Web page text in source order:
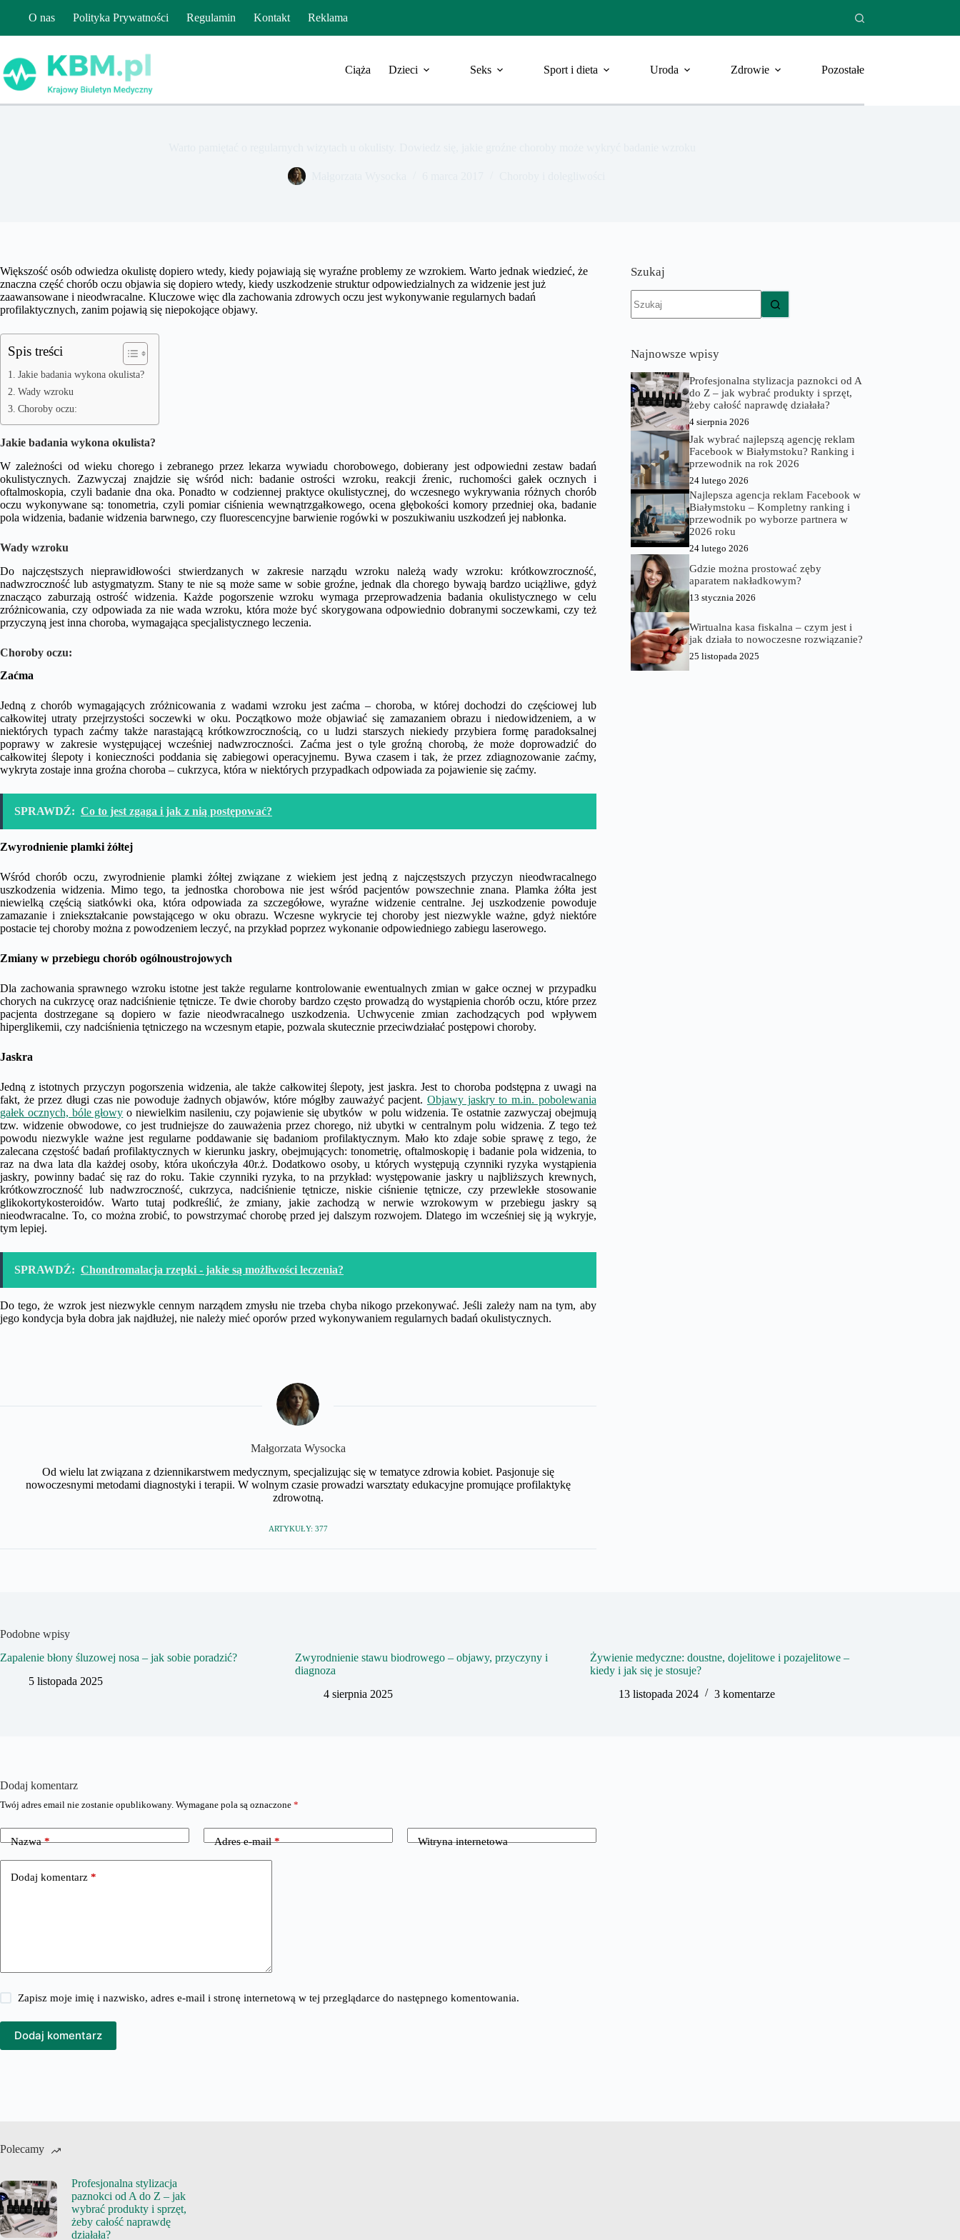
O nas Polityka Prywatności Regulamin Kontakt Reklama
Ciąża Dzieci Seks Sport i dieta Uroda Zdrowie Pozostałe
Większość osób odwiedza okulistę dopiero wtedy, kiedy pojawiają się wyraźne problemy ze wzrokiem. Warto jednak wiedzieć, że
znaczna część chorób oczu objawia się dopiero wtedy, kiedy uszkodzenie struktur odpowiedzialnych za widzenie jest już
zaawansowane i nieodwracalne. Kluczowe więc dla zachowania zdrowych oczu jest wykonywanie regularnych badań
profilaktycznych, zanim pojawią się niepokojące objawy.
Spis treści
Jakie badania wykona okulista?
Wady wzroku
Choroby oczu:
Jakie badania wykona okulista?
W zależności od wieku chorego i zebranego przez lekarza wywiadu chorobowego, dobierany jest odpowiedni zestaw badań
okulistycznych. Zazwyczaj znajdzie się wśród nich: badanie ostrości wzroku, reakcji źrenic, ruchomości gałek ocznych i
oftalmoskopia, czyli badanie dna oka. Ponadto w codziennej praktyce okulistycznej, do wczesnego wykrywania różnych chorób
oczu wykonywane są: tonometria, czyli pomiar ciśnienia wewnątrzgałkowego, ocena głębokości komory przedniej oka, badanie
pola widzenia, badanie widzenia barwnego, czy fluorescencyjne barwienie rogówki w poszukiwaniu uszkodzeń jej nabłonka.
Wady wzroku
Do najczęstszych nieprawidłowości stwierdzanych w zakresie narządu wzroku należą wady wzroku: krótkowzroczność,
nadwzroczność lub astygmatyzm. Stany te nie są może same w sobie groźne, jednak dla chorego bywają bardzo uciążliwe, gdyż
znacząco zaburzają ostrość widzenia. Każde pogorszenie wzroku wymaga przeprowadzenia badania okulistycznego w celu
zróżnicowania, czy odpowiada za nie wada wzroku, która może być skorygowana odpowiednio dobranymi soczewkami, czy też
przyczyną jest inna choroba, wymagająca specjalistycznego leczenia.
Choroby oczu:
Zaćma
Jedną z chorób wymagających zróżnicowania z wadami wzroku jest zaćma – choroba, w której dochodzi do częściowej lub
całkowitej utraty przejrzystości soczewki w oku. Początkowo może objawiać się zamazaniem obrazu i niedowidzeniem, a w
niektórych typach zaćmy także narastającą krótkowzrocznością, co u ludzi starszych niekiedy przybiera formę paradoksalnej
poprawy w zakresie występującej wcześniej nadwzroczności. Zaćma jest o tyle groźną chorobą, że może doprowadzić do
całkowitej ślepoty i konieczności poddania się zabiegowi operacyjnemu. Bywa czasem i tak, że przez zdiagnozowanie zaćmy,
wykryta zostaje inna groźna choroba – cukrzyca, która w niektórych przypadkach odpowiada za pojawienie się zaćmy.
SPRAWDŹ: Co to jest zgaga i jak z nią postępować?
Zwyrodnienie plamki żółtej
Wśród chorób oczu, zwyrodnienie plamki żółtej związane z wiekiem jest jedną z najczęstszych przyczyn nieodwracalnego
uszkodzenia widzenia. Mimo tego, ta jednostka chorobowa nie jest wśród pacjentów powszechnie znana. Plamka żółta jest
niewielką częścią siatkówki oka, która odpowiada za szczegółowe, wyraźne widzenie centralne. Jej uszkodzenie powoduje
zamazanie i zniekształcanie powstającego w oku obrazu. Wczesne wykrycie tej choroby jest niezwykle ważne, gdyż niektóre
postacie tej choroby można z powodzeniem leczyć, na przykład poprzez wykonanie odpowiedniego zabiegu laserowego.
Zmiany w przebiegu chorób ogólnoustrojowych
Dla zachowania sprawnego wzroku istotne jest także regularne kontrolowanie ewentualnych zmian w gałce ocznej w przypadku
chorych na cukrzycę oraz nadciśnienie tętnicze. Te dwie choroby bardzo często prowadzą do wystąpienia chorób oczu, które przez
pacjenta dostrzegane są dopiero w fazie nieodwracalnego uszkodzenia. Uchwycenie zmian zachodzących pod wpływem
hiperglikemii, czy nadciśnienia tętniczego na wczesnym etapie, pozwala skutecznie przeciwdziałać postępowi choroby.
Jaskra
Jedną z istotnych przyczyn pogorszenia widzenia, ale także całkowitej ślepoty, jest jaskra. Jest to choroba podstępna z uwagi na
fakt, że przez długi czas nie powoduje żadnych objawów, które mógłby zauważyć pacjent. Objawy jaskry to m.in. pobolewania
gałek ocznych, bóle głowy o niewielkim nasileniu, czy pojawienie się ubytków w polu widzenia. Te ostatnie zazwyczaj obejmują
tzw. widzenie obwodowe, co jest trudniejsze do zauważenia przez chorego, niż ubytki w centralnym polu widzenia. Z tego też
powodu niezwykle ważne jest regularne poddawanie się badaniom profilaktycznym. Mało kto zdaje sobie sprawę z tego, że
zalecana częstość badań profilaktycznych w kierunku jaskry, obejmujących: tonometrię, oftalmoskopię i badanie pola widzenia, to
raz na dwa lata dla każdej osoby, która ukończyła 40r.ż. Dodatkowo osoby, u których występują czynniki ryzyka wystąpienia
jaskry, powinny badać się raz do roku. Takie czynniki ryzyka, to na przykład: występowanie jaskry u najbliższych krewnych,
krótkowzroczność lub nadwzroczność, cukrzyca, nadciśnienie tętnicze, niskie ciśnienie tętnicze, czy przewlekłe stosowanie
glikokortykosteroidów. Warto tutaj podkreślić, że zmiany, jakie zachodzą w nerwie wzrokowym w przebiegu jaskry są
nieodwracalne. To, co można zrobić, to powstrzymać chorobę przed jej dalszym rozwojem. Dlatego im wcześniej się ją wykryje,
tym lepiej.
SPRAWDŹ: Chondromalacja rzepki - jakie są możliwości leczenia?
Do tego, że wzrok jest niezwykle cennym narządem zmysłu nie trzeba chyba nikogo przekonywać. Jeśli zależy nam na tym, aby
jego kondycja była dobra jak najdłużej, nie należy mieć oporów przed wykonywaniem regularnych badań okulistycznych.
Małgorzata Wysocka
Od wielu lat związana z dziennikarstwem medycznym, specjalizując się w tematyce zdrowia kobiet. Pasjonuje się
nowoczesnymi metodami diagnostyki i terapii. W wolnym czasie prowadzi warsztaty edukacyjne promujące profilaktykę
zdrowotną.
ARTYKUŁY: 377
Szukaj
wyników
Najnowsze wpisy
Profesjonalna stylizacja paznokci od A
do Z – jak wybrać produkty i sprzęt,
żeby całość naprawdę działała?
4 sierpnia 2026
Jak wybrać najlepszą agencję reklam
Facebook w Białymstoku? Ranking i
przewodnik na rok 2026
24 lutego 2026
Najlepsza agencja reklam Facebook w
Białymstoku – Kompletny ranking i
przewodnik po wyborze partnera w
2026 roku
24 lutego 2026
Gdzie można prostować zęby
aparatem nakładkowym?
13 stycznia 2026
Wirtualna kasa fiskalna – czym jest i
jak działa to nowoczesne rozwiązanie?
25 listopada 2025
Podobne wpisy
Zapalenie błony śluzowej nosa – jak sobie poradzić?
5 listopada 2025
Zwyrodnienie stawu biodrowego – objawy, przyczyny i
diagnoza
4 sierpnia 2025
Żywienie medyczne: doustne, dojelitowe i pozajelitowe –
kiedy i jak się je stosuje?
13 listopada 2024
3 komentarze
Dodaj komentarz
Twój adres email nie zostanie opublikowany. Wymagane pola są oznaczone *
Nazwa* Adres e-mail* Witryna internetowa
Dodaj komentarz *
Zapisz moje imię i nazwisko, adres e-mail i stronę internetową w tej przeglądarce do następnego komentowania.
Dodaj komentarz
Polecamy
Profesjonalna stylizacja
paznokci od A do Z – jak
wybrać produkty i sprzęt,
żeby całość naprawdę
działała?